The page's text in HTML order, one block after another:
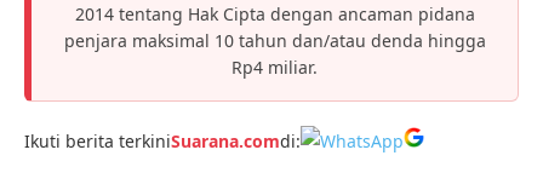
2014 tentang Hak Cipta dengan ancaman pidana
penjara maksimal 10 tahun dan/atau denda hingga
Rp4 miliar.
Ikuti berita terkiniSuarana.comdi: